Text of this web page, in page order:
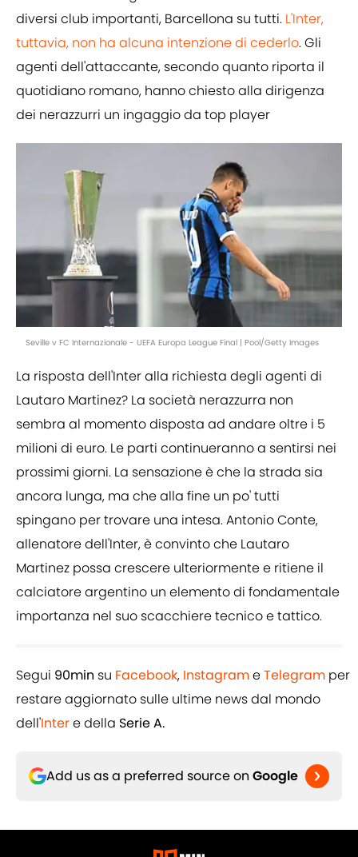
diversi club importanti, Barcellona su tutti. L'Inter,
tuttavia, non ha alcuna intenzione di cederlo. Gli
agenti dell'attaccante, secondo quanto riporta il
quotidiano romano, hanno chiesto alla dirigenza
dei nerazzurri un ingaggio da top player
Seville v FC Internazionale - UEFA Europa League Final | Pool/Getty Images
La risposta dell'Inter alla richiesta degli agenti di
Lautaro Martinez? La società nerazzurra non
sembra al momento disposta ad andare oltre i 5
milioni di euro. Le parti continueranno a sentirsi nei
prossimi giorni. La sensazione è che la strada sia
ancora lunga, ma che alla fine un po' tutti
spingano per trovare una intesa. Antonio Conte,
allenatore dell'Inter, è convinto che Lautaro
Martinez possa crescere ulteriormente e ritiene il
calciatore argentino un elemento di fondamentale
importanza nel suo scacchiere tecnico e tattico.
Segui 90min su Facebook, InstagrameTelegram per
restare aggiornato sulle ultime news dal mondo
dell'Intere della Serie A.
Add us as a preferred source on Google